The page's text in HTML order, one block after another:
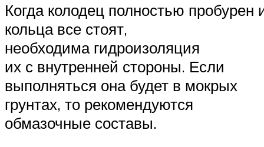
Когда колодец полностью пробурен
кольца все стоят,
необходима гидроизоляция
их с внутренней стороны. Если
выполняться она будет в мокрых
грунтах, то рекомендуются
обмазочные составы.